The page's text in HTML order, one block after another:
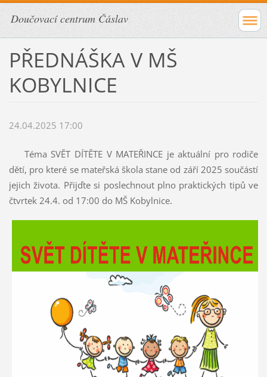
Doučovací centrum Čáslav
PŘEDNÁŠKA V MŠ
KOBYLNICE
24.04.2025 17:00
Téma SVĚT DÍTĚTE V MATEŘINCE je aktuální pro rodiče
dětí, pro které se mateřská škola stane od září 2025 součástí
jejich života. Přijďte si poslechnout plno praktických tipů ve
čtvrtek 24.4. od 17:00 do MŠ Kobylnice.